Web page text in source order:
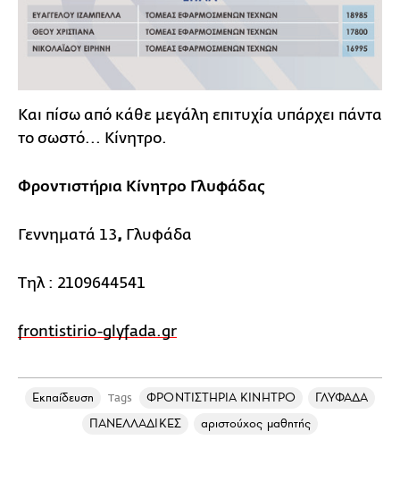
Και πίσω από κάθε μεγάλη επιτυχία υπάρχει πάντα
το σωστό... Κίνητρο.
Φροντιστήρια Κίνητρο Γλυφάδας
Γεννηματά 13, Γλυφάδα
Τηλ : 2109644541
frontistirio-glyfada.gr
Εκπαίδευση Tags ΦΡΟΝΤΙΣΤΗΡΙΑ ΚΙΝΗΤΡΟ
ΓΛΥΦΑΔΑ
ΠΑΝΕΛΛΑΔΙΚΕΣ
αριστούχος μαθητής